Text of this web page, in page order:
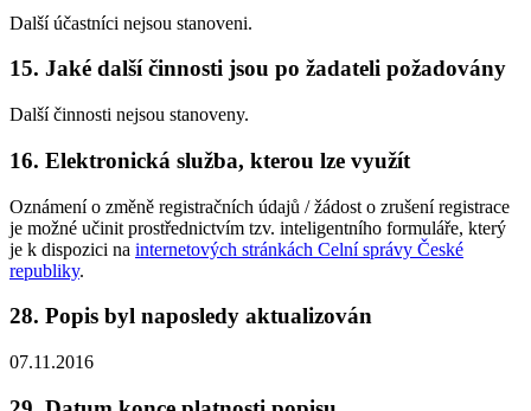
Další účastníci nejsou stanoveni.
15. Jaké další činnosti jsou po žadateli požadovány
Další činnosti nejsou stanoveny.
16. Elektronická služba, kterou lze využít
Oznámení o změně registračních údajů / žádost o zrušení registrace
je možné učinit prostřednictvím tzv. inteligentního formuláře, který
je k dispozici na internetových stránkách Celní správy České
republiky.
28. Popis byl naposledy aktualizován
07.11.2016